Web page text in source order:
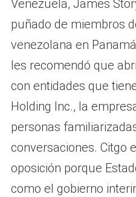
Venezuela, James
puñado de miembros
venezolana en
les recomendó que
con entidades que
Holding Inc., la
personas
conversaciones. Citgo
oposición porque
como el gobierno